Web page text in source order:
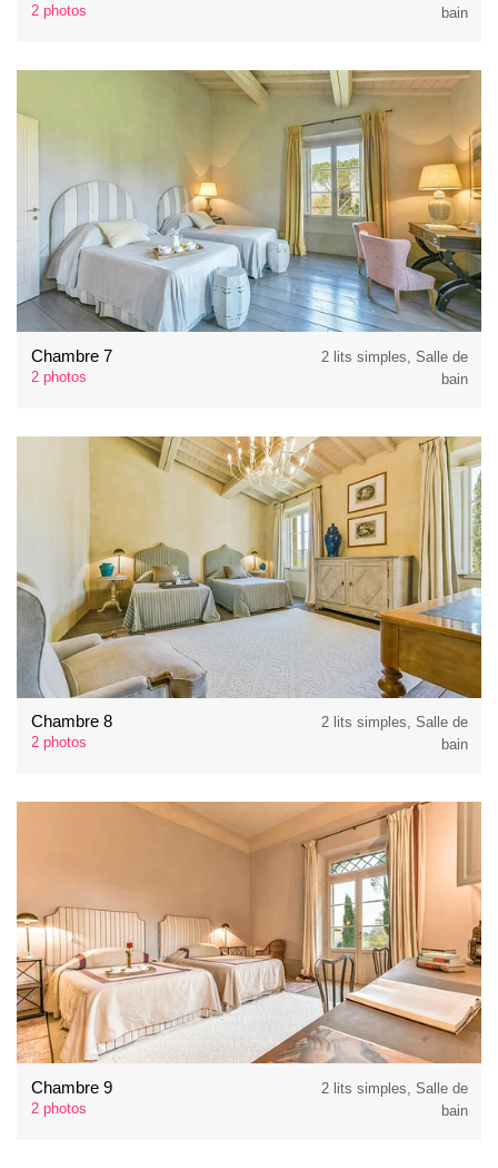
2 photos
bain
Chambre 7
2 photos
2 lits simples, Salle de
bain
Chambre 8
2 photos
2 lits simples, Salle de
bain
Chambre 9
2 photos
2 lits simples, Salle de
bain